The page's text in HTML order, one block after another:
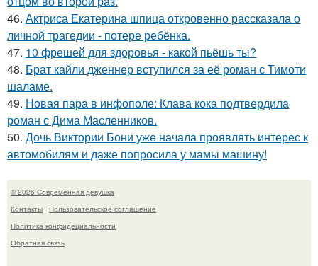
46. Актриса Екатерина шпица откровенно рассказала о
личной трагедии - потере ребёнка.
47. 10 фрешей для здоровья - какой пьёшь ты?
48. Брат кайли дженнер вступился за её роман с Тимоти
шаламе.
49. Новая пара в инфополе: Клава кока подтвердила
роман с Дима Масленников.
50. Дочь Виктории Бони уже начала проявлять интерес к
автомобилям и даже попросила у мамы машину!
© 2026 Современная девушка
Контакты
Пользовательское соглашение
Политика конфидециальности
Обратная связь